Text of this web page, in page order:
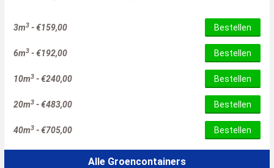
3m3 -€159,00 Bestellen
6m3 -€192,00 Bestellen
10m3 -€240,00 Bestellen
20m3 -€483,00 Bestellen
40m3 -€705,00 Bestellen
Alle Groencontainers